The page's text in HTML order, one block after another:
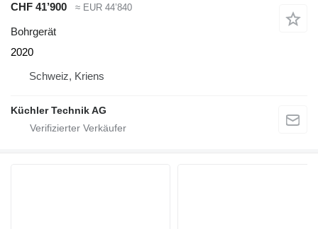
CHF 41’900 ≈ EUR 44’840
Bohrgerät
2020
Schweiz, Kriens
Küchler Technik AG